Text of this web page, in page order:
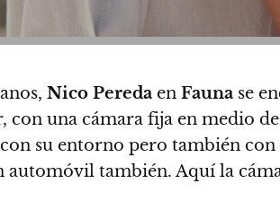
Nico Pereda en Fauna se
con una cámara fija en medio
su entorno pero también
también. Aquí la